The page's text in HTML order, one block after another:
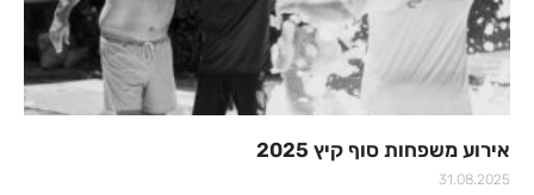
אירוע משפחות סוף קיץ 2025
31.08.2025